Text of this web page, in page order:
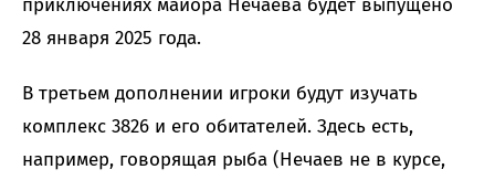
приключениях майора Нечаева будет выпущено
28 января 2025 года.
В третьем дополнении игроки будут изучать
комплекс 3826 и его обитателей. Здесь есть,
например, говорящая рыба (Нечаев не в курсе,